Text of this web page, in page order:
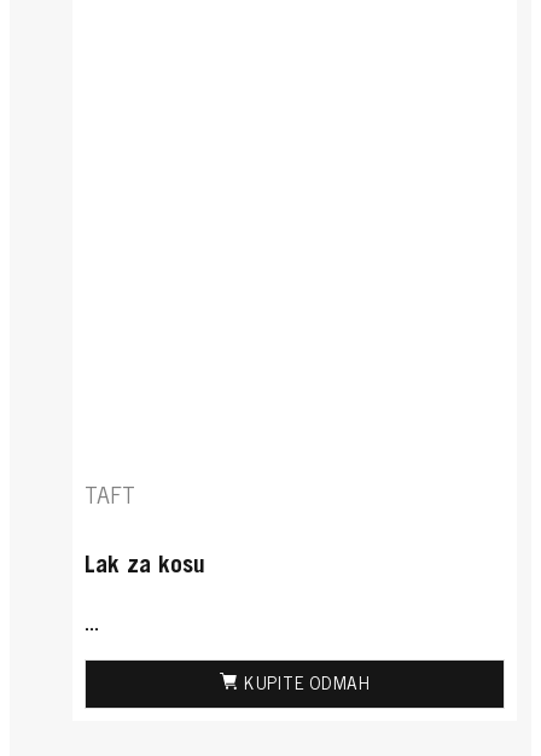
TAFT
Lak za kosu
...
KUPITE ODMAH